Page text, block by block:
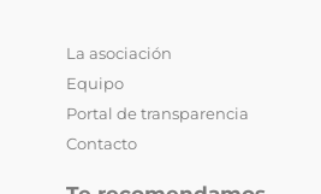
La asociación
Equipo
Portal de transparencia
Contacto